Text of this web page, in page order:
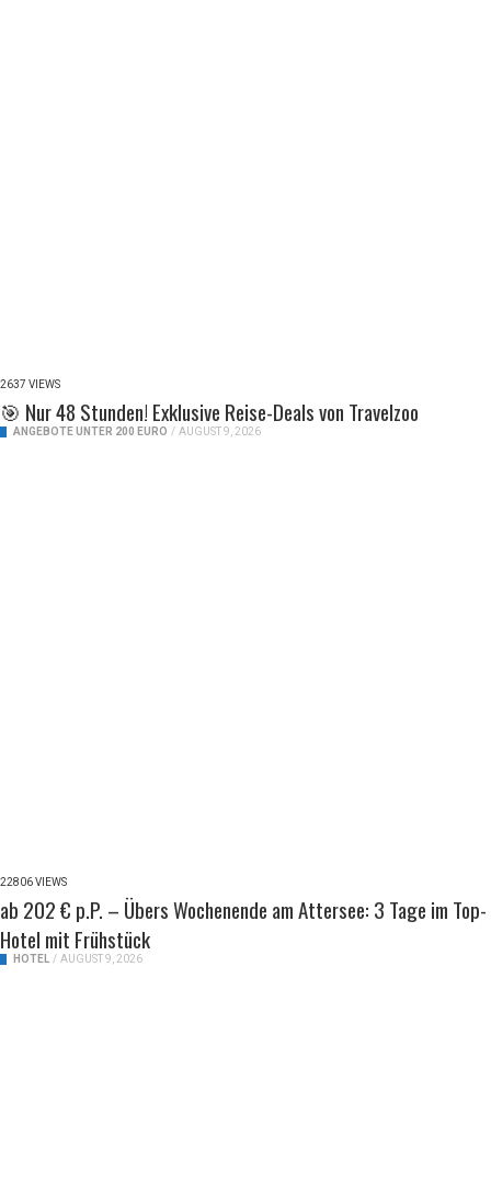
2637 VIEWS
🎯 Nur 48 Stunden! Exklusive Reise-Deals von Travelzoo
ANGEBOTE UNTER 200 EURO / AUGUST 9, 2026
22806 VIEWS
ab 202 € p.P. – Übers Wochenende am Attersee: 3 Tage im Top-
Hotel mit Frühstück
HOTEL / AUGUST 9, 2026